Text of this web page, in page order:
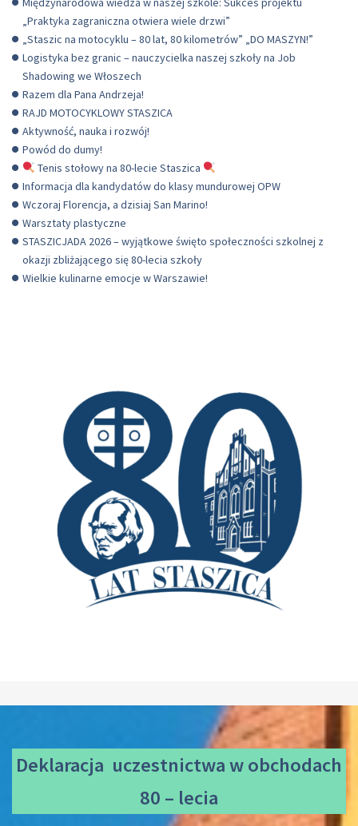
„Praktyka zagraniczna otwiera wiele drzwi”
„Staszic na motocyklu – 80 lat, 80 kilometrów” „DO MASZYN!”
Logistyka bez granic – nauczycielka naszej szkoły na Job
Shadowing we Włoszech
Razem dla Pana Andrzeja!
RAJD MOTOCYKLOWY STASZICA
Aktywność, nauka i rozwój!
Powód do dumy!
Tenis stołowy na 80-lecie Staszica
Informacja dla kandydatów do klasy mundurowej OPW
Wczoraj Florencja, a dzisiaj San Marino!
Warsztaty plastyczne
STASZICJADA 2026 – wyjątkowe święto społeczności szkolnej z
okazji zbliżającego się 80-lecia szkoły
Wielkie kulinarne emocje w Warszawie!
Deklaracja uczestnictwaw obchodach
80 – lecia